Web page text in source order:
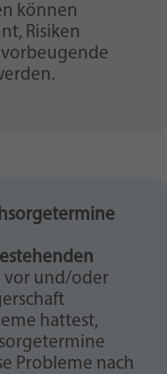
können
Risiken
vor und/oder
hattest,
Probleme nach